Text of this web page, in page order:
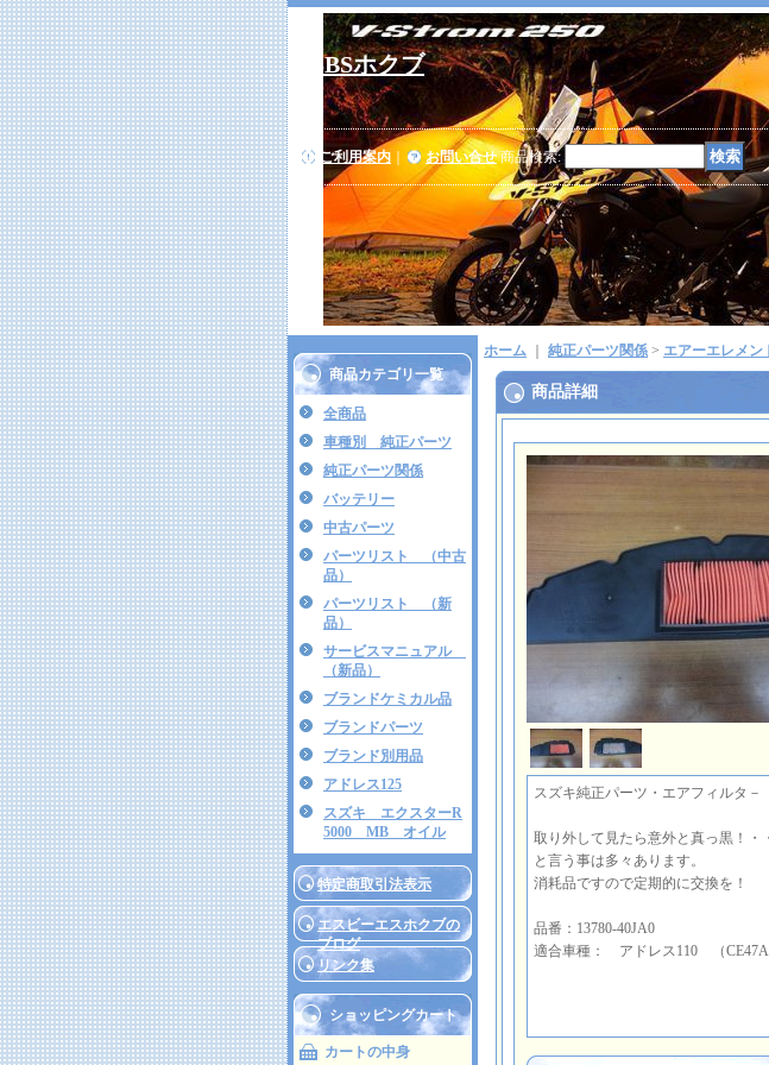
SBSホクブ
ご利用案内 お問い合せ 商品検索:
商品カテゴリ一覧
全商品
車種別 純正パーツ
純正パーツ関係
バッテリー
中古パーツ
パーツリスト （中古
品）
パーツリスト （新
品）
サービスマニュアル
（新品）
ブランドケミカル品
ブランドパーツ
ブランド別用品
アドレス125
スズキ エクスターR
5000 MB オイル
特定商取引法表示
エスビーエスホクブの
ブログ
リンク集
ショッピングカート
カートの中身
ホーム 純正パーツ関係 > エアーエレメン
商品詳細
スズキ純正パーツ・エアフィルタ
取り外して見たら意外と真っ黒！・
と言う事は多々あります。
消耗品ですので定期的に交換を！
品番：13780-40JA0
適合車種： アドレス110 （CE47A